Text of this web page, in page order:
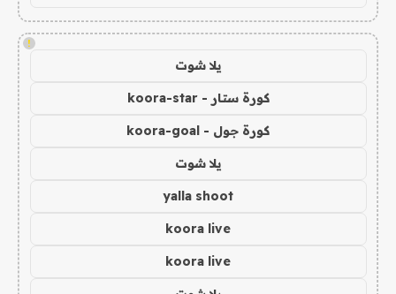
!
يلا شوت
كورة ستار - koora-star
كورة جول - koora-goal
يلا شوت
yalla shoot
koora live
koora live